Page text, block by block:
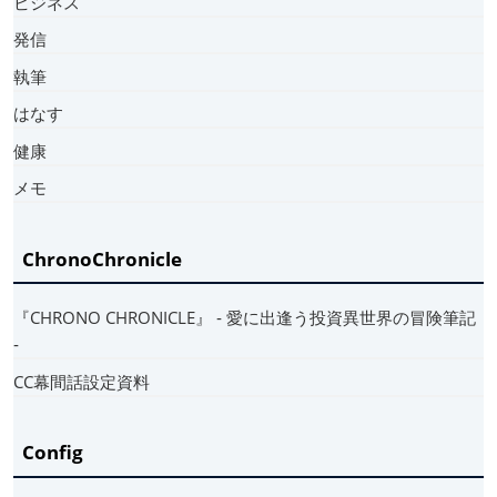
発信
執筆
はなす
健康
メモ
ChronoChronicle
『CHRONO CHRONICLE』 ‐ 愛に出逢う投資異世界の冒険筆記
‐
CC幕間話設定資料
Config